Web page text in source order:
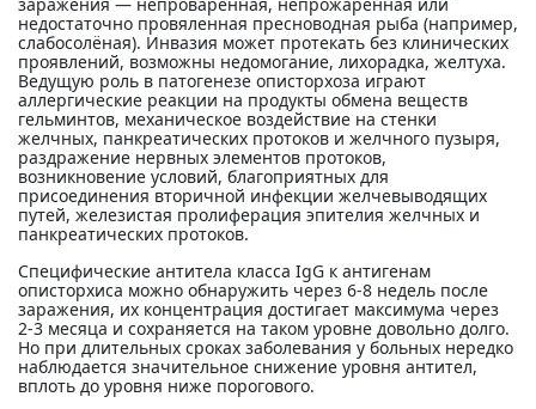
недостаточно провяленная пресноводная рыба (например,
слабосолёная). Инвазия может протекать без клинических
проявлений, возможны недомогание, лихорадка, желтуха.
Ведущую роль в патогенезе описторхоза играют
аллергические реакции на продукты обмена веществ
гельминтов, механическое воздействие на стенки
желчных, панкреатических протоков и желчного пузыря,
раздражение нервных элементов протоков,
возникновение условий, благоприятных для
присоединения вторичной инфекции желчевыводящих
путей, железистая пролиферация эпителия желчных и
панкреатических протоков.
Специфические антитела класса IgG к антигенам
описторхиса можно обнаружить через 6-8 недель после
заражения, их концентрация достигает максимума через
2-3 месяца и сохраняется на таком уровне довольно долго.
Но при длительных сроках заболевания у больных нередко
наблюдается значительное снижение уровня антител,
вплоть до уровня ниже порогового.